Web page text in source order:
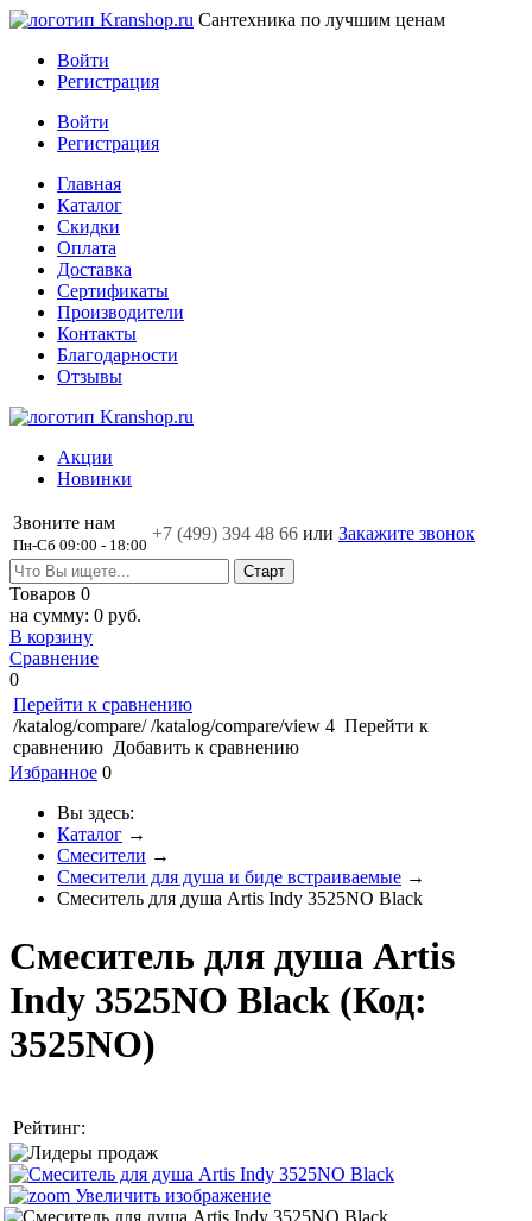
Сантехника по лучшим ценам
Войти
Регистрация
Войти
Регистрация
Главная
Каталог
Скидки
Оплата
Доставка
Сертификаты
Производители
Контакты
Благодарности
Отзывы
Акции
Новинки
Звоните нам
Пн-Сб 09:00 - 18:00
+7 (499) 394 48 66 или Закажите звонок
Товаров 0
на сумму: 0 руб.
В корзину
Сравнение
0
Перейти к сравнению
/katalog/compare/ /katalog/compare/view 4 Перейти к
сравнению Добавить к сравнению
Избранное 0
Вы здесь:
Каталог →
Смесители →
Смесители для душа и биде встраиваемые →
Смеситель для душа Artis Indy 3525NO Black
Смеситель для душа Artis
Indy 3525NO Black (Код:
3525NO)
Рейтинг:
Увеличить изображение